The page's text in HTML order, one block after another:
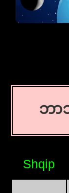
ဘာ
Shqip